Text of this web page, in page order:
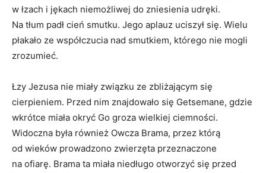
w łzach i jękach niemożliwej do zniesienia udręki.
Na tłum padł cień smutku. Jego aplauz uciszył się. Wielu
płakało ze współczucia nad smutkiem, którego nie mogli
zrozumieć.
Łzy Jezusa nie miały związku ze zbliżającym się
cierpieniem. Przed nim znajdowało się Getsemane, gdzie
wkrótce miała okryć Go groza wielkiej ciemności.
Widoczna była również Owcza Brama, przez którą
od wieków prowadzono zwierzęta przeznaczone
na ofiarę. Brama ta miała niedługo otworzyć się przed